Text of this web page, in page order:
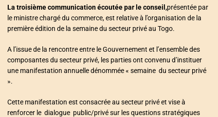
La troisième communication écoutée par le conseil,présentée par
le ministre chargé du commerce, est relative à l’organisation de la
première édition de la semaine du secteur privé au Togo.
A l’issue de la rencontre entre le Gouvernement et l’ensemble des
composantes du secteur privé, les parties ont convenu d’instituer
une manifestation annuelle dénommée « semaine du secteur privé
».
Cette manifestation est consacrée au secteur privé et vise à
renforcer le dialogue public/privé sur les questions stratégiques